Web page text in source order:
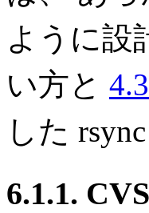
ように設
い方と
した
6.1.1.